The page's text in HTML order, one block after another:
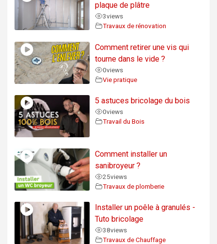
plaque de plâtre
3views
Travaux de rénovation
Comment retirer une vis qui
tourne dans le vide ?
0views
Vie pratique
5 astuces bricolage du bois
0views
Travail du Bois
Comment installer un
sanibroyeur ?
25views
Travaux de plomberie
Installer un poêle à granulés -
Tuto bricolage
38views
Travaux de Chauffage